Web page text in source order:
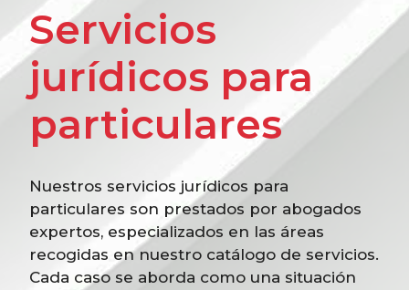
Servicios
jurídicos para
particulares
Nuestros servicios jurídicos para
particulares son prestados por abogados
expertos, especializados en las áreas
recogidas en nuestro catálogo de servicios.
Cada caso se aborda como una situación